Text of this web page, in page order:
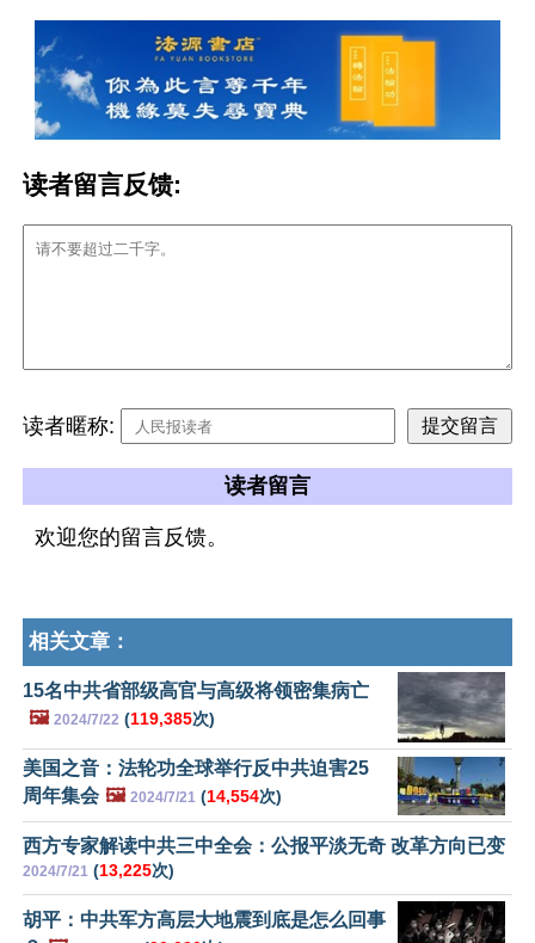
读者留言反馈:
读者暱称:
读者留言
欢迎您的留言反馈。
相关文章：
15名中共省部级高官与高级将领密集病亡
🖼️ 2024/7/22 (119,385次)
美国之音：法轮功全球举行反中共迫害25
周年集会 🖼️ 2024/7/21 (14,554次)
西方专家解读中共三中全会：公报平淡无奇 改革方向已变
2024/7/21 (13,225次)
胡平：中共军方高层大地震到底是怎么回事